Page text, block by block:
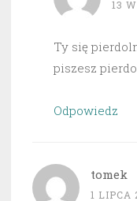
13
Ty się
piszesz
Odpowiedz
tomek
1 LIPCA